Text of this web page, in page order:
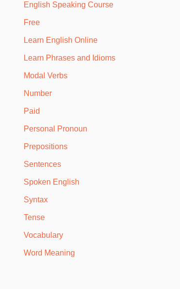
English Speaking Course
Free
Learn English Online
Learn Phrases and Idioms
Modal Verbs
Number
Paid
Personal Pronoun
Prepositions
Sentences
Spoken English
Syntax
Tense
Vocabulary
Word Meaning